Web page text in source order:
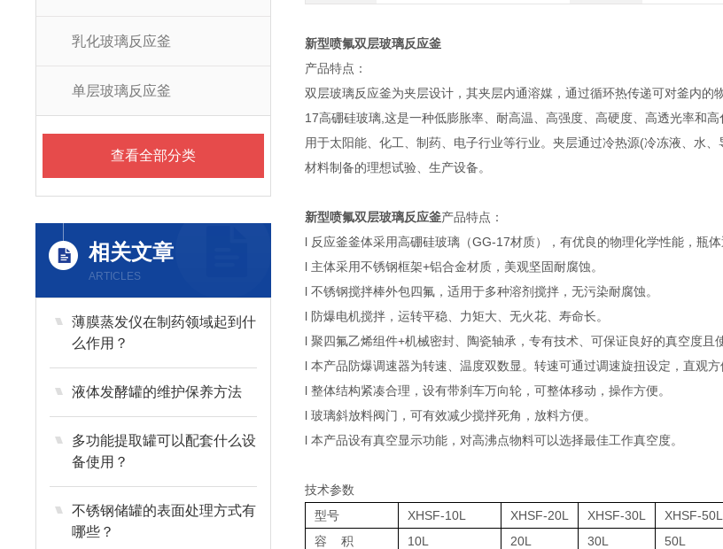
乳化玻璃反应釜
单层玻璃反应釜
查看全部分类
相关文章
ARTICLES
薄膜蒸发仪在制药领域起到什
么作用？
液体发酵罐的维护保养方法
多功能提取罐可以配套什么设
备使用？
不锈钢储罐的表面处理方式有
哪些？
新型喷氟双层玻璃反应釜
产品特点：
双层玻璃反应釜为夹层设计，其夹层内通溶媒，通过循环热传递可对釜内
17高硼硅玻璃,这是一种低膨胀率、耐高温、高强度、高硬度、高透光率和
用于太阳能、化工、制药、电子行业等行业。夹层通过冷热源(冷冻液、水
材料制备的理想试验、生产设备。
新型喷氟双层玻璃反应釜产品特点：
l 反应釜釜体采用高硼硅玻璃（GG-17材质），有优良的物理化学性能，瓶体
l 主体采用不锈钢框架+铝合金材质，美观坚固耐腐蚀。
l 不锈钢搅拌棒外包四氟，适用于多种溶剂搅拌，无污染耐腐蚀。
l 防爆电机搅拌，运转平稳、力矩大、无火花、寿命长。
l 聚四氟乙烯组件+机械密封、陶瓷轴承，专有技术、可保证良好的真空度且
l 本产品防爆调速器为转速、温度双数显。转速可通过调速旋扭设定，直观
l 整体结构紧凑合理，设有带刹车万向轮，可整体移动，操作方便。
l 玻璃斜放料阀门，可有效减少搅拌死角，放料方便。
l 本产品设有真空显示功能，对高沸点物料可以选择最佳工作真空度。
技术参数
型号
XHSF-10L XHSF-20L XHSF-30L XHSF-50L
容 积
10L 20L 30L 50L